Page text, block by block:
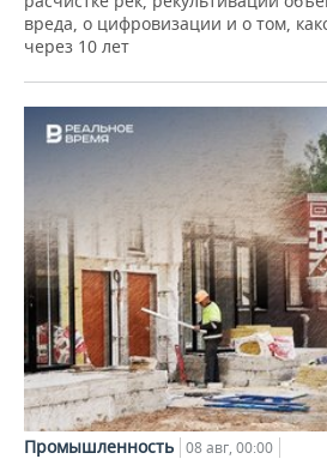
вреда, о цифровизации и о том,
через 10 лет
Промышленность 08 авг, 00:00